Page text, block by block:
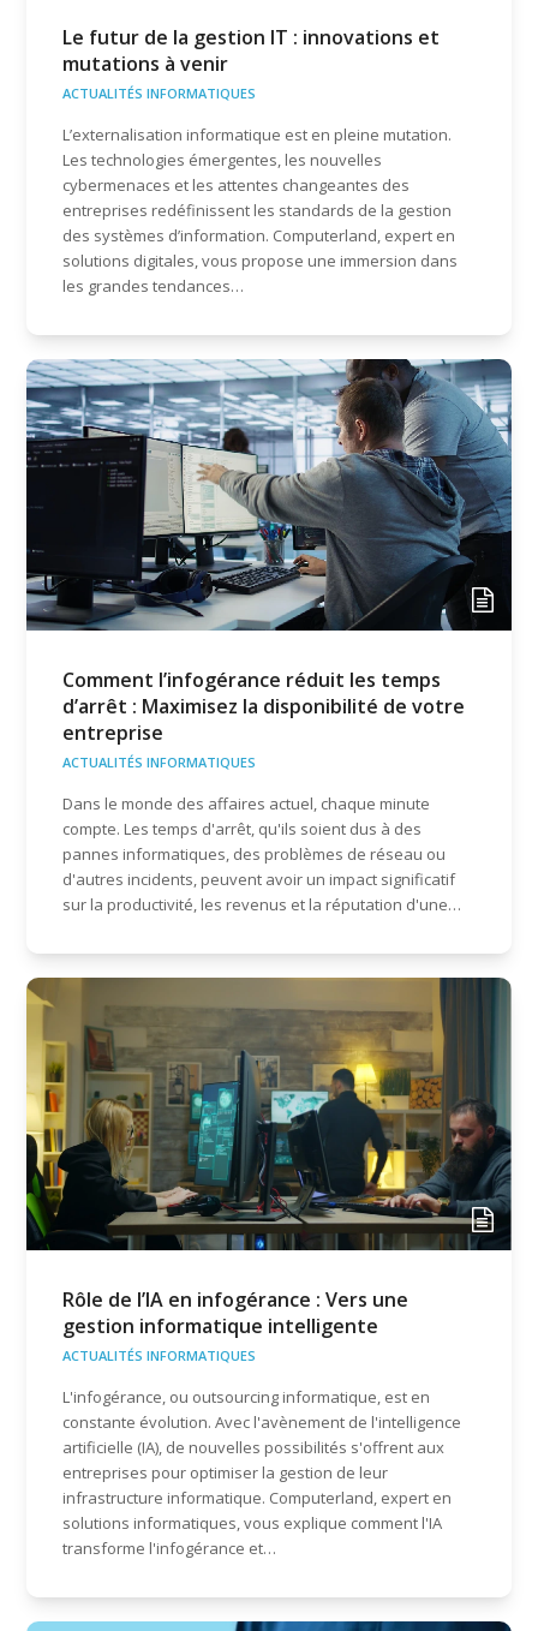
Le futur de la gestion IT : innovations et
mutations à venir
ACTUALITÉS INFORMATIQUES
L’externalisation informatique est en pleine mutation.
Les technologies émergentes, les nouvelles
cybermenaces et les attentes changeantes des
entreprises redéfinissent les standards de la gestion
des systèmes d’information. Computerland, expert en
solutions digitales, vous propose une immersion dans
les grandes tendances…
Comment l’infogérance réduit les temps
d’arrêt : Maximisez la disponibilité de votre
entreprise
ACTUALITÉS INFORMATIQUES
Dans le monde des affaires actuel, chaque minute
compte. Les temps d'arrêt, qu'ils soient dus à des
pannes informatiques, des problèmes de réseau ou
d'autres incidents, peuvent avoir un impact significatif
sur la productivité, les revenus et la réputation d'une…
Rôle de l’IA en infogérance : Vers une
gestion informatique intelligente
ACTUALITÉS INFORMATIQUES
L'infogérance, ou outsourcing informatique, est en
constante évolution. Avec l'avènement de l'intelligence
artificielle (IA), de nouvelles possibilités s'offrent aux
entreprises pour optimiser la gestion de leur
infrastructure informatique. Computerland, expert en
solutions informatiques, vous explique comment l'IA
transforme l'infogérance et…